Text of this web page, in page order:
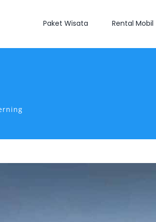
Paket Wisata Rental Mobil